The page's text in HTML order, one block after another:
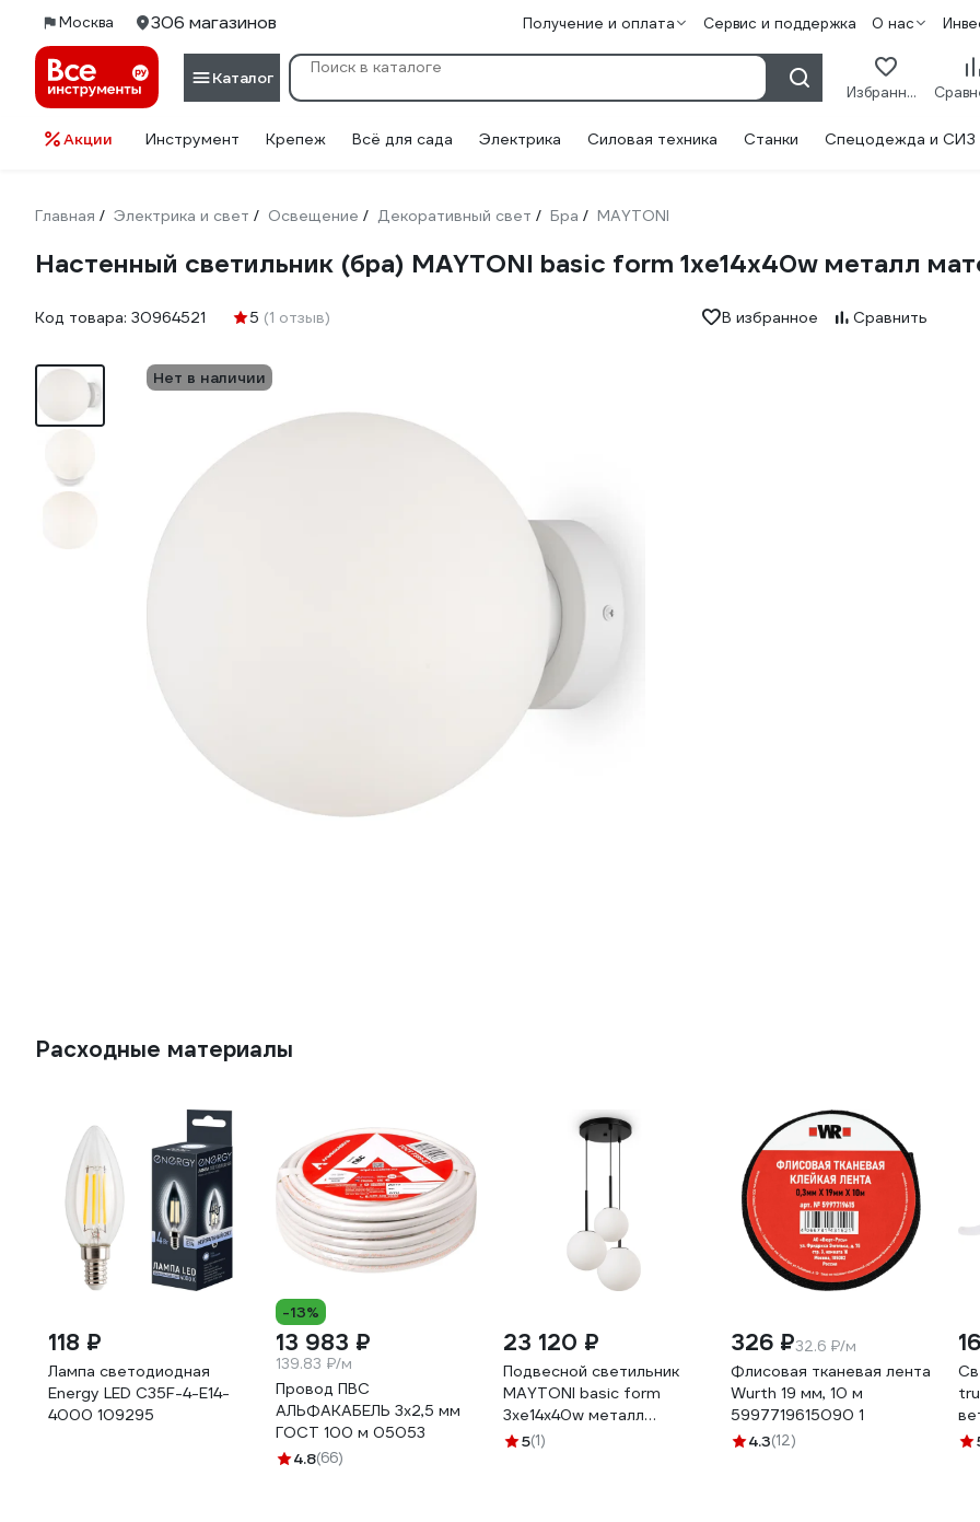
Москва 306 магазинов Получение и оплата Сервис и поддержка О нас
Каталог
Избранное
Акции Инструмент Крепеж Всё для сада Электрика Силовая техника Станки Спецодежда и СИЗ
Главная / Электрика и свет / Освещение / Декоративный свет / Бра / MAYTONI
Настенный светильник (бра) MAYTONI basic form 1хe14x40w металл
Код товара: 30964521 5 (1 отзыв) В избранное Сравнить
Нет в наличии
Расходные материалы
118 ₽
Лампа светодиодная
Energy LED С35F-4-E14-
4000 109295
-13%
13 983 ₽
139.83 ₽/м
Провод ПВС
АЛЬФАКАБЕЛЬ 3х2,5 мм
ГОСТ 100 м 05053
4.8(66)
23 120 ₽
Подвесной светильник
MAYTONI basic form
3хe14x40w металл
матовый черный
5(1)
326 ₽32.6 ₽/м
Флисовая тканевая лента
Wurth 19 мм, 10 м
5997719615090 1
4.3(12)